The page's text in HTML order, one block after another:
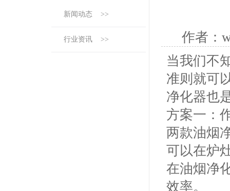
新闻动态 >>
行业资讯 >>
作者：
当我们不
准则就可
净化器也
方案一：
两款油烟
可以在炉
在油烟净
效率。